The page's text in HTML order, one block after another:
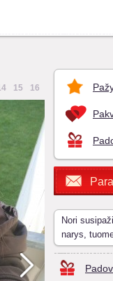
15 16
Nori
narys,